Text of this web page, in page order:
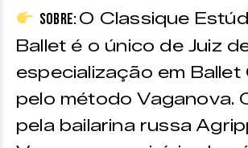
Sobre:O Classique
Ballet é o único de Juiz
especialização em Ballet
pelo método Vaganova.
pela bailarina russa